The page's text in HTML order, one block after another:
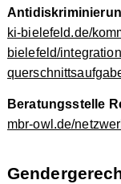
ki-bielefeld.de/
bielefeld/
Beratungsstelle
mbr-owl.de/